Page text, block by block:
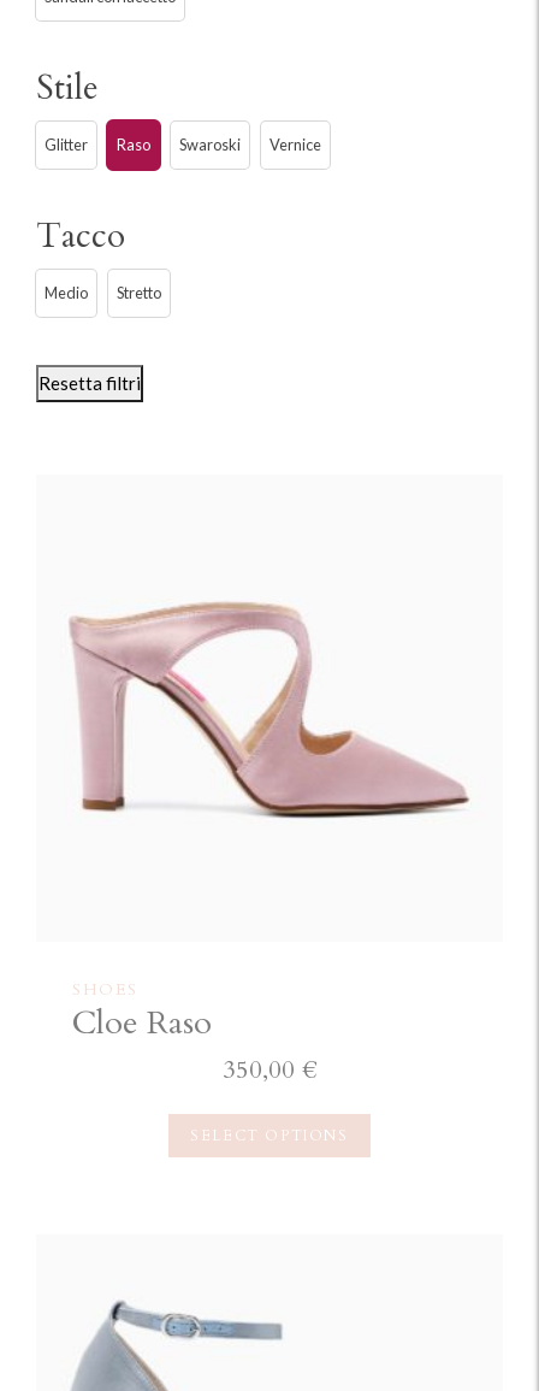
Stile
Glitter Raso Swaroski Vernice
Tacco
Medio Stretto
Resetta filtri
SHOES
Cloe Raso
350,00 €
SELECT OPTIONS